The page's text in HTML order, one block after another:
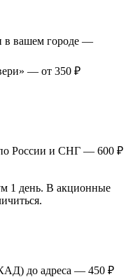
в вашем городе —
— от 350 ₽
России и СНГ — 600 ₽
1 день. В акционные
КАД) до адреса — 450 ₽